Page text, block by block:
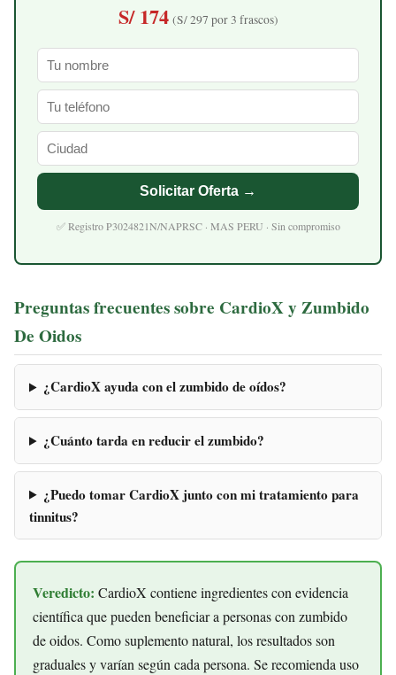
S/ 174 (S/ 297 por 3 frascos)
Solicitar Oferta →
✅ Registro P3024821N/NAPRSC · MAS PERU · Sin compromiso
Preguntas frecuentes sobre CardioX y Zumbido
De Oidos
¿CardioX ayuda con el zumbido de oídos?
¿Cuánto tarda en reducir el zumbido?
¿Puedo tomar CardioX junto con mi tratamiento para
tinnitus?
Veredicto: CardioX contiene ingredientes con evidencia
científica que pueden beneficiar a personas con zumbido
de oidos. Como suplemento natural, los resultados son
graduales y varían según cada persona. Se recomienda uso